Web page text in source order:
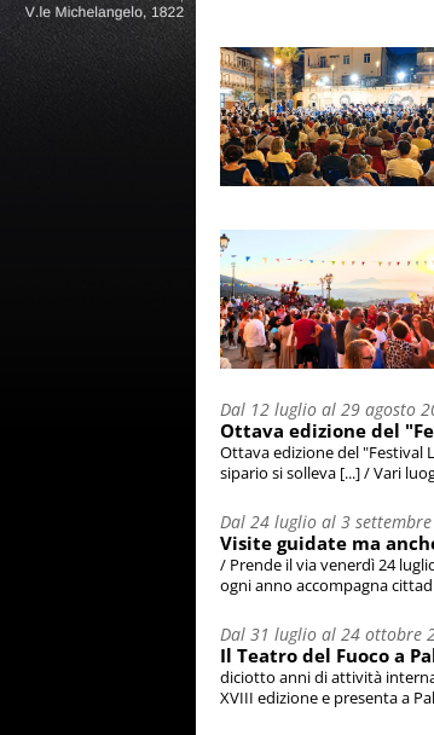
Dal 12 luglio al 29 agosto
Ottava edizione del
Ottava edizione del "Festival
sipario si solleva [...] / Vari
Dal 24 luglio al 3
Visite guidate ma
/ Prende il via venerdì 24
ogni anno accompagna
Dal 31 luglio al 24 ottobre
Il Teatro del Fuoco a
diciotto anni di attività
XVIII edizione e presenta a